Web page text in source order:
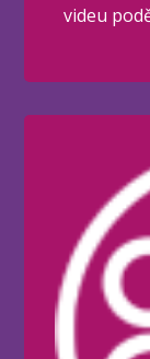
videu